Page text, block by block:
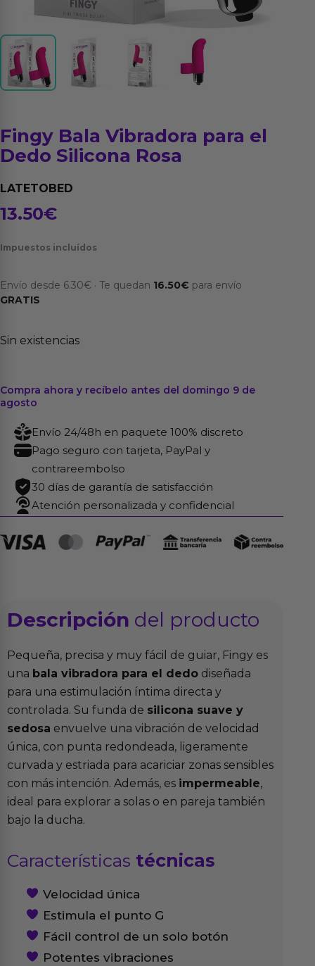
Fingy Bala Vibradora para el
Dedo Silicona Rosa
LATETOBED
13.50€
Impuestos incluídos
Envío desde 6.30€ · Te quedan 16.50€ para envío
GRATIS
Sin existencias
Compra ahora y recíbelo antes del domingo 9 de
agosto
Envío 24/48h en paquete 100% discreto
Pago seguro con tarjeta, PayPal y
contrareembolso
30 días de garantía de satisfacción
Atención personalizada y confidencial
Descripción del producto
Pequeña, precisa y muy fácil de guiar, Fingy es
una bala vibradora para el dedo diseñada
para una estimulación íntima directa y
controlada. Su funda de silicona suave y
sedosa envuelve una vibración de velocidad
única, con punta redondeada, ligeramente
curvada y estriada para acariciar zonas sensibles
con más intención. Además, es impermeable,
ideal para explorar a solas o en pareja también
bajo la ducha.
Características técnicas
Velocidad única
Estimula el punto G
Fácil control de un solo botón
Potentes vibraciones